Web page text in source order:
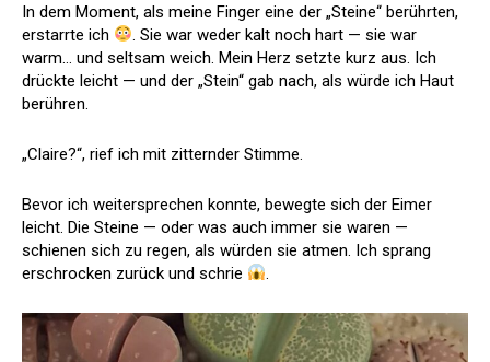
In dem Moment, als meine Finger eine der „Steine“ berührten,
erstarrte ich
. Sie war weder kalt noch hart — sie war
warm… und seltsam weich. Mein Herz setzte kurz aus. Ich
drückte leicht — und der „Stein“ gab nach, als würde ich Haut
berühren.
„Claire?“, rief ich mit zitternder Stimme.
Bevor ich weitersprechen konnte, bewegte sich der Eimer
leicht. Die Steine — oder was auch immer sie waren —
schienen sich zu regen, als würden sie atmen. Ich sprang
erschrocken zurück und schrie
.